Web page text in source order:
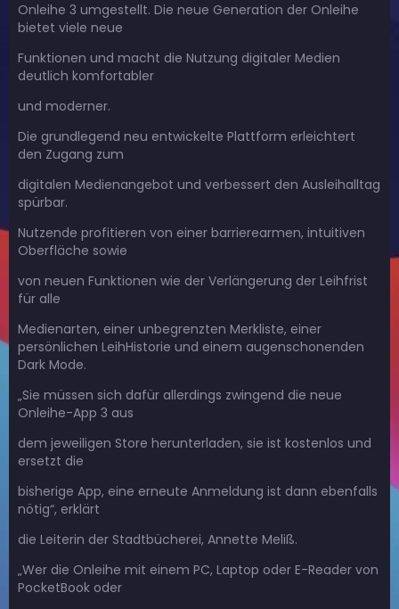
Onleihe 3 umgestellt. Die neue Generation der Onleihe
bietet viele neue
Funktionen und macht die Nutzung digitaler Medien
deutlich komfortabler
und moderner.
Die grundlegend neu entwickelte Plattform erleichtert
den Zugang zum
digitalen Medienangebot und verbessert den Ausleihalltag
spürbar.
Nutzende profitieren von einer barrierearmen, intuitiven
Oberfläche sowie
von neuen Funktionen wie der Verlängerung der Leihfrist
für alle
Medienarten, einer unbegrenzten Merkliste, einer
persönlichen LeihHistorie und einem augenschonenden
Dark Mode.
„Sie müssen sich dafür allerdings zwingend die neue
Onleihe-App 3 aus
dem jeweiligen Store herunterladen, sie ist kostenlos und
ersetzt die
bisherige App, eine erneute Anmeldung ist dann ebenfalls
nötig“, erklärt
die Leiterin der Stadtbücherei, Annette Meliß.
„Wer die Onleihe mit einem PC, Laptop oder E-Reader von
PocketBook oder